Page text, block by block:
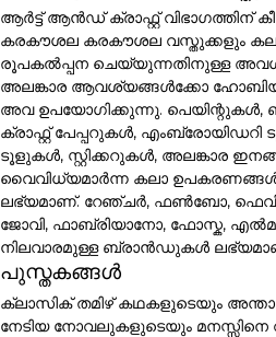
ആർട്ട് ആൻഡ് ക്രാഫ്റ്റ് വിഭാഗത്തിന്
കരകൗശല കരകൗശല വസ്തുക്കളും
രൂപകൽപ്പന ചെയ്യുന്നതിനുള്ള
അലങ്കാര ആവശ്യങ്ങൾക്കോ
അവ ഉപയോഗിക്കുന്നു.
ക്രാഫ്റ്റ് പേപ്പറുകൾ,
ടൂളുകൾ, സ്റ്റിക്കറുകൾ, അലങ്കാര
വൈവിധ്യമാർന്ന കലാ
ലഭ്യമാണ്. റേഞ്ചർ, ഫൺബോ,
ജോവി, ഫാബ്രിയാനോ, ഫോസ്ക,
നിലവാരമുള്ള ബ്രാൻഡുകൾ
പുസ്തകങ്ങൾ
ക്ലാസിക് തമിഴ് കഥകളുടെയും
നേടിയ നോവലുകളുടെയും മനസ്സിനെ